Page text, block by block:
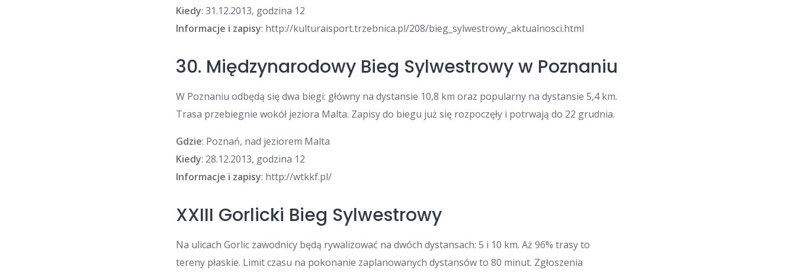
Kiedy: 31.12.2013, godzina 12
Informacje i zapisy: http://kulturaisport.trzebnica.pl/208/bieg_sylwestrowy_aktualnosci.html
30. Międzynarodowy Bieg Sylwestrowy w Poznaniu
W Poznaniu odbędą się dwa biegi: główny na dystansie 10,8 km oraz popularny na dystansie 5,4 km.
Trasa przebiegnie wokół jeziora Malta. Zapisy do biegu już się rozpoczęły i potrwają do 22 grudnia.
Gdzie: Poznań, nad jeziorem Malta
Kiedy: 28.12.2013, godzina 12
Informacje i zapisy: http://wtkkf.pl/
XXIII Gorlicki Bieg Sylwestrowy
Na ulicach Gorlic zawodnicy będą rywalizować na dwóch dystansach: 5 i 10 km. Aż 96% trasy to
tereny płaskie. Limit czasu na pokonanie zaplanowanych dystansów to 80 minut. Zgłoszenia